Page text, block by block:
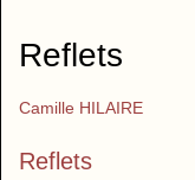
Reflets
Camille HILAIRE
Reflets